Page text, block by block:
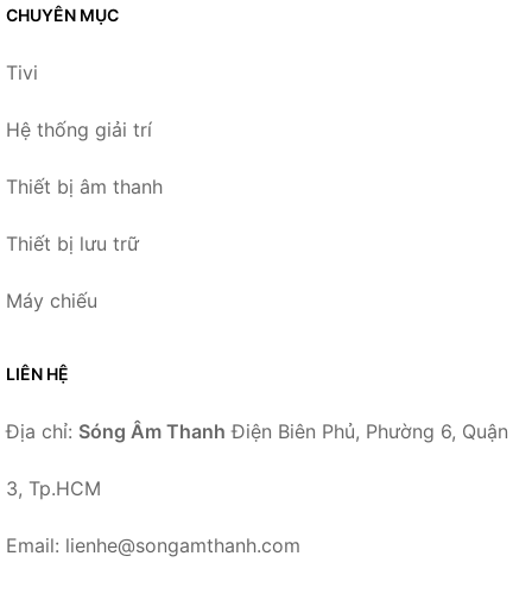
CHUYÊN MỤC
Tivi
Hệ thống giải trí
Thiết bị âm thanh
Thiết bị lưu trữ
Máy chiếu
LIÊN HỆ
Địa chỉ: Sóng Âm Thanh Điện Biên Phủ, Phường 6, Quận
3, Tp.HCM
Email: lienhe@songamthanh.com